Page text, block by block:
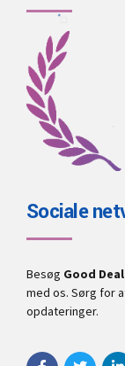
Sociale
Besøg Good
med os. Sørg for
opdateringer.